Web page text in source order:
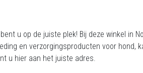
u op de juiste plek! Bij deze winkel in
en verzorgingsproducten voor hond,
u hier aan het juiste adres.